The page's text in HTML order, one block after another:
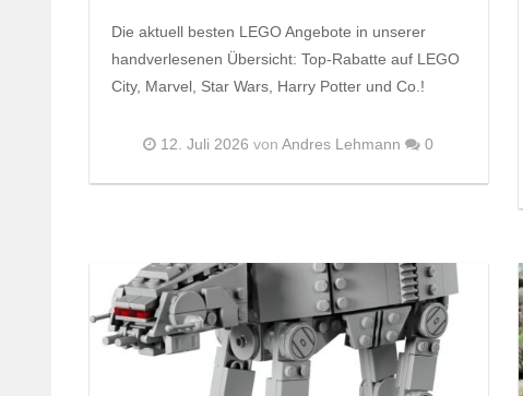
Die aktuell besten LEGO Angebote in unserer
handverlesenen Übersicht: Top-Rabatte auf LEGO
City, Marvel, Star Wars, Harry Potter und Co.!
12. Juli 2026 vonAndres Lehmann 0